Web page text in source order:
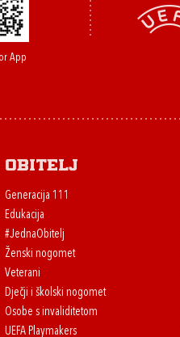
App
Obitelj
Generacija 111
Edukacija
#JednaObitelj
Ženski nogomet
Veterani
Dječji i školski nogomet
Osobe s invaliditetom
UEFA Playmakers